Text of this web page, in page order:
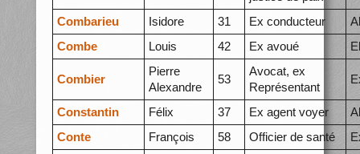
Combarieu Isidore 31 Ex conducteur
Combe
Louis 42 Ex avoué
Combier
Pierre
Alexandre
53
Avocat, ex
Représentant
Constantin Félix 37 Ex agent voyer
Conte
François 58 Officier de santé